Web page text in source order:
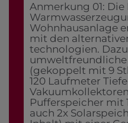
Anmerkung 01:
Wohnhausanlage
mit den
technologien.
(gekoppelt mit 9
120 Laufmeter
Pufferspeicher mit
auch 2x